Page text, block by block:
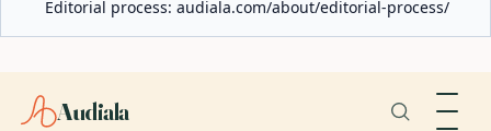
Editorial process: audiala.com/about/editorial-process/
Audiala